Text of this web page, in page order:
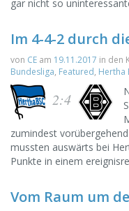
gar nicht so
Im 4-4-2 durch
von CE am 19.11.2017 in den
Bundesliga, Featured, Hertha
2:4
zumindest
mussten auswärts bei
Punkte in einem
Vom Raum um